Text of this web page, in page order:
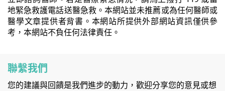
地緊急救護電話送醫急救。本網站並未推薦或為任何醫師或
醫學文章提供者背書。本網站所提供外部網站資訊僅供參
考，本網站不負任何法律責任。
聯繫我們
您的建議與回饋是我們進步的動力，歡迎分享您的意見或想